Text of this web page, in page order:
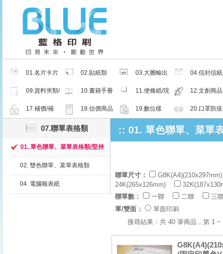
01.名片卡片
02.貼紙類
03.大圖輸出
04.信封信紙
09.資料夾類/
夾鏈密封袋
10.書籍手冊
11.便條紙/現
成品
12.文創商品
17.補價/補
18.估價商品 19.數位樣
20.口罩防疫
07.聯單表格類
01. 單色聯單、菜單表格類(堅持
價的好產品)
02. 雙色聯單、菜單表格類
04. 電腦報表紙
:: 01. 單色聯單、菜單
聯單尺寸：
G8K(A4)(210x297mm)
24K(265x126mm)
聯單數：
一聯 二聯
三
單/雙面：
單面印刷
搜尋結果：共 40 筆商品，